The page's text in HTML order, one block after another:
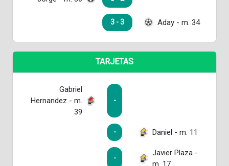
3 - 3 Aday - m. 34
TARJETAS
Gabriel
Hernandez - m.
39
-
- Daniel - m. 11
-
Javier Plaza -
m. 17